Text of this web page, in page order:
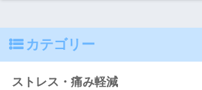
カテゴリー
ストレス・痛み軽減